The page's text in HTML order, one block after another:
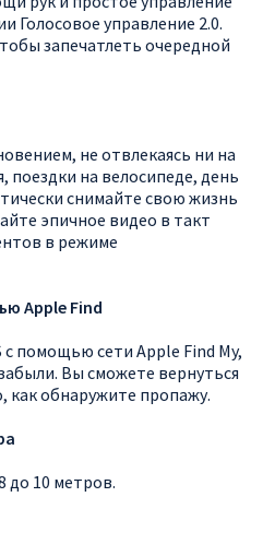
управление 2.0.
запечатлеть очередной
не отвлекаясь ни на
поездки на велосипеде, день
снимайте свою жизнь
эпичное видео в такт
в режиме
Apple Find
с помощью сети Apple Find My,
Вы сможете вернуться
как обнаружите пропажу.
до 10 метров.